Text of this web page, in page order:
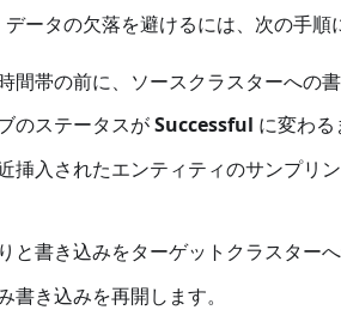
ータの欠落を避けるには、次の手順
間帯の前に、ソースクラスターへの
のステータスがSuccessful に変わる
挿入されたエンティティのサンプリ
と書き込みをターゲットクラスターへ
書き込みを再開します。